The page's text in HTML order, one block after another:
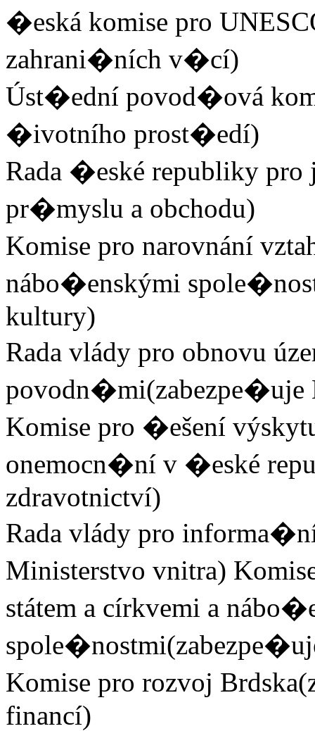
�eská komise pro
zahrani�ních v�cí)
Úst�ední povod�ová
�ivotního prost�edí)
Rada �eské republiky
pr�myslu a obchodu)
Komise pro narovnání
nábo�enskými
kultury)
Rada vlády pro obnovu
povodn�mi(zabezpe�uje
Komise pro �ešení
onemocn�ní v �eské
zdravotnictví)
Rada vlády pro
Ministerstvo vnitra)
státem a církvemi a
Komise pro rozvoj
financí)